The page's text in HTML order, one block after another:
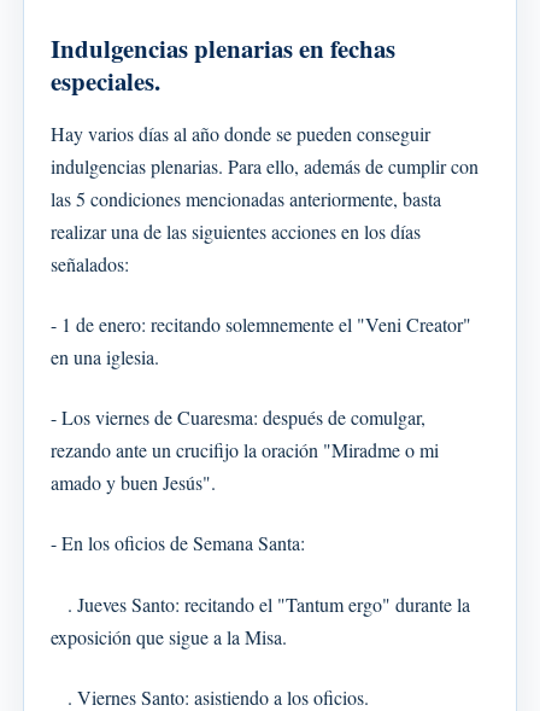
Indulgencias plenarias en fechas
especiales.
Hay varios días al año donde se pueden conseguir
indulgencias plenarias. Para ello, además de cumplir con
las 5 condiciones mencionadas anteriormente, basta
realizar una de las siguientes acciones en los días
señalados:
- 1 de enero: recitando solemnemente el "Veni Creator"
en una iglesia.
- Los viernes de Cuaresma: después de comulgar,
rezando ante un crucifijo la oración "Miradme o mi
amado y buen Jesús".
- En los oficios de Semana Santa:
. Jueves Santo: recitando el "Tantum ergo" durante la
exposición que sigue a la Misa.
. Viernes Santo: asistiendo a los oficios.